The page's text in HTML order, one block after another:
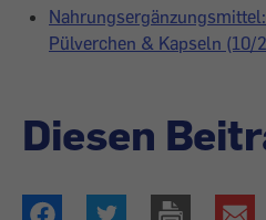
Pülverchen & Kapseln (10/
Diesen